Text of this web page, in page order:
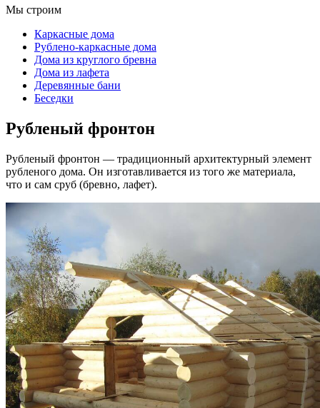
Мы строим
Каркасные дома
Рублено-каркасные дома
Дома из круглого бревна
Дома из лафета
Деревянные бани
Беседки
Рубленый фронтон
Рубленый фронтон — традиционный архитектурный элемент
рубленого дома. Он изготавливается из того же материала,
что и сам сруб (бревно, лафет).